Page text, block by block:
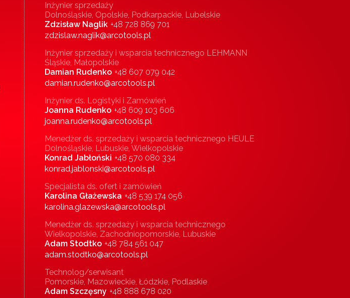
Inżynier sprzedaży
Dolnośląskie, Opolskie, Podkarpackie, Lubelskie
Zdzisław Naglik +48 728 869 701
zdzislaw.naglik@arcotools.pl
Inżynier sprzedaży i wsparcia technicznego LEHMANN
Śląskie, Małopolskie
Damian Rudenko +48 607 079 042
damian.rudenko@arcotools.pl
Inżynier ds. Logistyki i Zamówień
Joanna Rudenko +48 609 103 606
joanna.rudenko@arcotools.pl
Menedżer ds. sprzedaży i wsparcia technicznego HEULE
Dolnośląskie, Lubuskie, Wielkopolskie
Konrad Jabłoński +48 570 080 334
konrad.jablonski@arcotools.pl
Specjalista ds. ofert i zamówień
Karolina Głażewska +48 539 174 056
karolina.glazewska@arcotools.pl
Menedżer ds. sprzedaży i wsparcia technicznego
Wielkopolskie, Zachodniopomorskie, Lubuskie
Adam Stodtko +48 784 561 047
adam.stodtko@arcotools.pl
Technolog/serwisant
Pomorskie, Mazowieckie, Łódzkie, Podlaskie
Adam Szczęsny +48 888 678 020